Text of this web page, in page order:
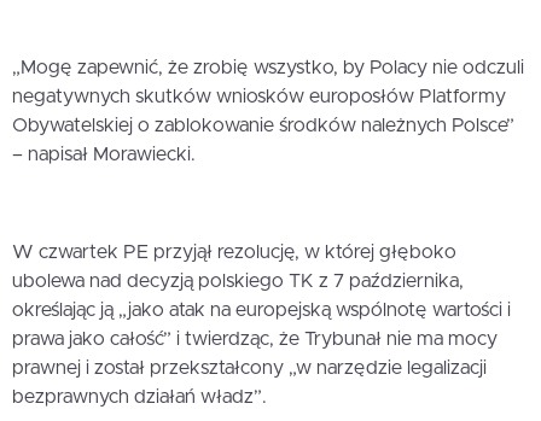
„Mogę zapewnić, że zrobię wszystko, by Polacy nie odczuli
negatywnych skutków wniosków europosłów Platformy
Obywatelskiej o zablokowanie środków należnych Polsce”
– napisał Morawiecki.
W czwartek PE przyjął rezolucję, w której głęboko
ubolewa nad decyzją polskiego TK z 7 października,
określając ją „jako atak na europejską wspólnotę wartości i
prawa jako całość” i twierdząc, że Trybunał nie ma mocy
prawnej i został przekształcony „w narzędzie legalizacji
bezprawnych działań władz”.